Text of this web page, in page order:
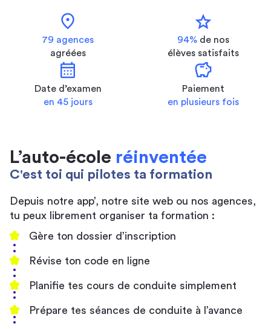
location_on
79 agences
agréées
star
94% de nos
élèves satisfaits
calendar_month
Date d’examen
en 45 jours
savings
Paiement
en plusieurs fois
L’auto-école réinventée
C'est toi qui pilotes ta formation
Depuis notre app’, notre site web ou nos agences,
tu peux librement organiser ta formation :
Gère ton dossier d’inscription
Révise ton code en ligne
Planifie tes cours de conduite simplement
Prépare tes séances de conduite à l’avance